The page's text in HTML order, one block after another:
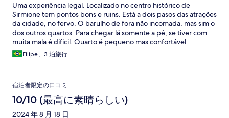
Uma experiência legal. Localizado no centro histórico de
Sirmione tem pontos bons e ruins. Está a dois pasos das atrações
da cidade, no fervo. O barulho de fora não incomada, mas sim o
dos outros quartos. Para chegar lá somente a pé, se tiver com
muita mala é dificil. Quarto é pequeno mas confortável.
Chuveiro com cortina. Café da manhã muito bom, incluído na
diária.
Filipe、3 泊旅行
宿泊者限定の口コミ
10/10 (最高に素晴らしい)
2024 年 8 月 18 日